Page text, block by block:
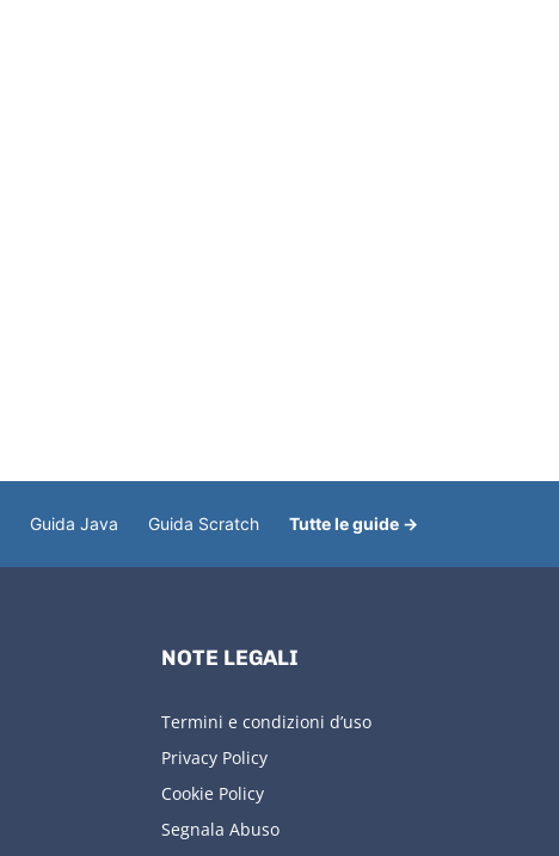
Guida Java Guida Scratch Tutte le guide →
NOTE LEGALI
Termini e condizioni d’uso
Privacy Policy
Cookie Policy
Segnala Abuso